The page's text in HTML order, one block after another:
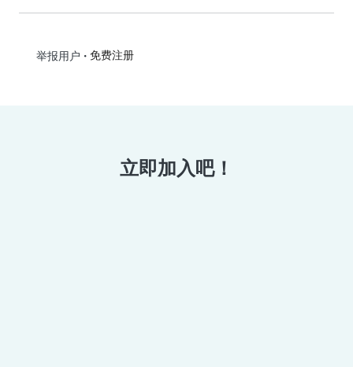
举报用户 • 免费注册
立即加入吧！